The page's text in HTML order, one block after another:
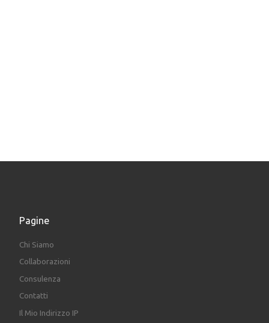
Pagine
Chi Siamo
Collaborazioni
Consulenza
Contatti
Il Mio Indirizzo IP